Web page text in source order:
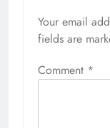
Your email
fields are
Comment *